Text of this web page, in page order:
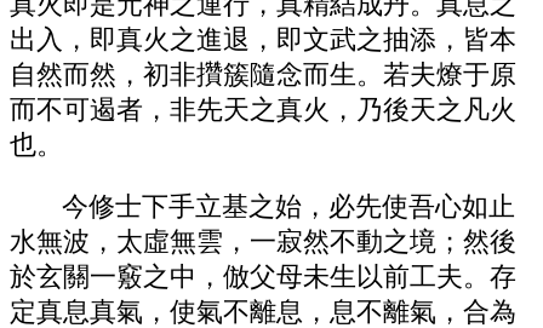
出入，即真火之進退，即文武之抽添，皆本
自然而然，初非攢簇隨念而生。若夫燎于原
而不可遏者，非先天之真火，乃後天之凡火
也。
今修士下手立基之始，必先使吾心如止
水無波，太虛無雲，一寂然不動之境；然後
於玄關一竅之中，倣父母未生以前工夫。存
定真息真氣，使氣不離息，息不離氣，合為